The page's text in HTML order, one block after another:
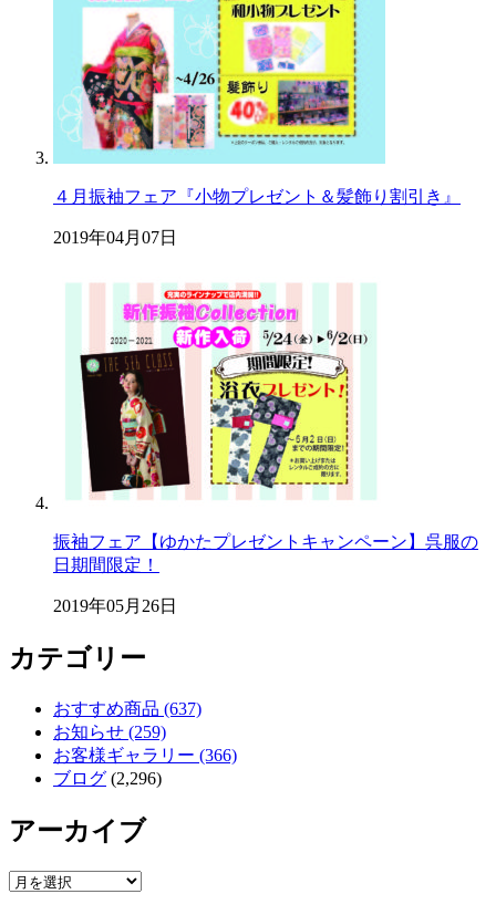
４月振袖フェア『小物プレゼント＆髪飾り割引き』
2019年04月07日
振袖フェア【ゆかたプレゼントキャンペーン】呉服の
日期間限定！
2019年05月26日
カテゴリー
おすすめ商品 (637)
お知らせ (259)
お客様ギャラリー (366)
ブログ (2,296)
アーカイブ
ア